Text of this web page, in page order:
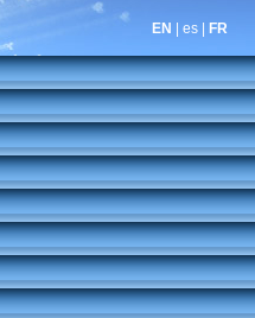
EN | es | FR